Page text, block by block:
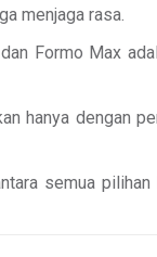
menjaga rasa.
Formo Max
hanya dengan
semua